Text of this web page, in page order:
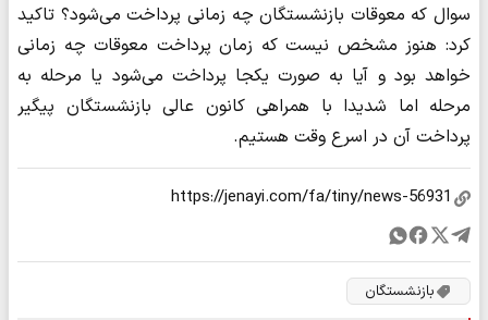
سوال که معوقات بازنشستگان چه زمانی پرداخت می‌شود؟ تاکید
کرد:‌ هنوز مشخص نیست که زمان پرداخت معوقات چه زمانی
خواهد بود و آیا به صورت یکجا پرداخت می‌شود یا مرحله به
مرحله اما شدیدا با همراهی کانون عالی بازنشستگان پیگیر
پرداخت آن در اسرع وقت هستیم.
بازنشستگان